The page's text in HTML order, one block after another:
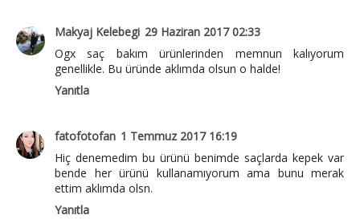
Makyaj Kelebegi 29 Haziran 2017 02:33
Ogx saç bakım ürünlerinden memnun kalıyorum
genellikle. Bu üründe aklımda olsun o halde!
Yanıtla
fatofotofan 1 Temmuz 2017 16:19
Hiç denemedim bu ürünü benimde saçlarda kepek var
bende her ürünü kullanamıyorum ama bunu merak
ettim aklımda olsn.
Yanıtla